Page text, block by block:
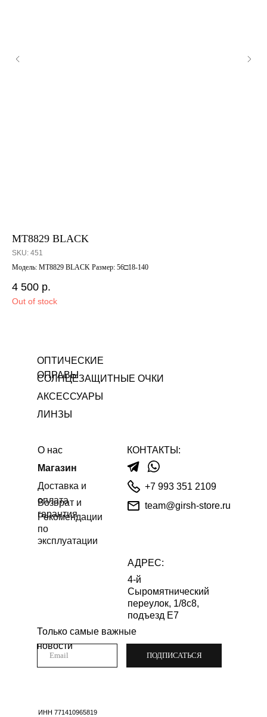
MT8829 BLACK
SKU: 451
Модель: MT8829 BLACK Размер: 56□18-140
4 500 р.
Out of stock
ОПТИЧЕСКИЕ
ОПРАВЫ
СОЛНЦЕЗАЩИТНЫЕ ОЧКИ
+7 993 351 2109
Только самые важные
новости
ПОДПИСАТЬСЯ
4-й
Сыромятнический
переулок, 1/8с8,
подъезд Е7
АДРЕС:
Магазин
ИНН 771410965819
О нас
team@girsh-store.ru
Рекомендации
по
эксплуатации
Доставка и
оплата
КОНТАКТЫ:
Возврат и
гарантия
ЛИНЗЫ
АКСЕССУАРЫ